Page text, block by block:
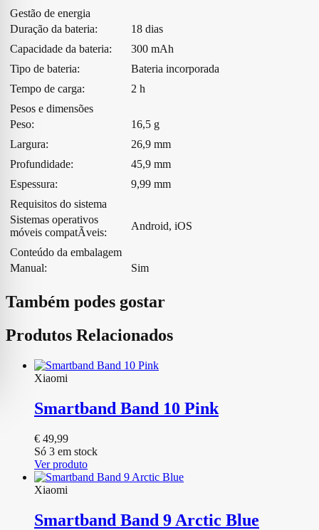
Gestão de energia
Duração da bateria:
18 dias
Capacidade da bateria:
300 mAh
Tipo de bateria:
Bateria incorporada
Tempo de carga:
2 h
Pesos e dimensões
Peso:
16,5 g
Largura:
26,9 mm
Profundidade:
45,9 mm
Espessura:
9,99 mm
Requisitos do sistema
Sistemas operativos
móveis compatÃ­veis:
Android, iOS
Conteúdo da embalagem
Manual:
Sim
Também podes gostar
Produtos Relacionados
Xiaomi
Smartband Band 10 Pink
€ 49,99
Só 3 em stock
Ver produto
Xiaomi
Smartband Band 9 Arctic Blue